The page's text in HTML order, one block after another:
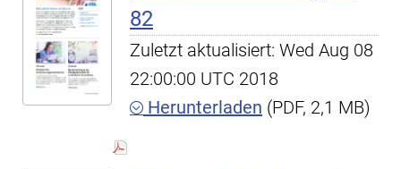
82
Zuletzt aktualisiert: Wed Aug 08
22:00:00 UTC 2018
Herunterladen (PDF, 2,1 MB)